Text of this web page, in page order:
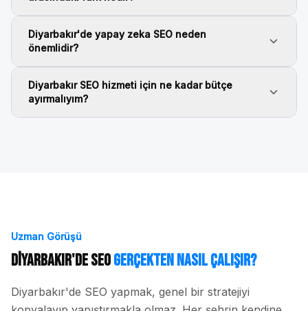
Diyarbakır'de yapay zeka SEO neden
önemlidir?
Diyarbakır SEO hizmeti için ne kadar bütçe
ayırmalıyım?
Uzman Görüşü
Diyarbakır'de SEOGerçekten Nasıl Çalışır?
Diyarbakır'de SEO yapmak, genel bir stratejiyi